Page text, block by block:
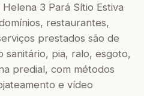
3 Pará Sítio Estiva
restaurantes,
prestados são de
sanitário, pia, ralo, esgoto,
predial, com métodos
e vídeo